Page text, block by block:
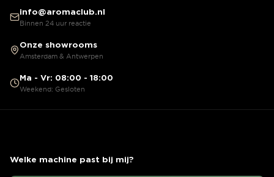
info@aromaclub.nl
Binnen 24 uur reactie
Onze showrooms
Amsterdam & Antwerpen
Ma - Vr: 08:00 - 18:00
Weekend: Gesloten
Welke machine past bij mij?